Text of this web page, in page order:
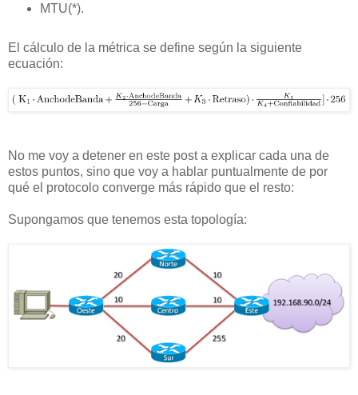
MTU(*).
El cálculo de la métrica se define según la siguiente
ecuación:
No me voy a detener en este post a explicar cada una de
estos puntos, sino que voy a hablar puntualmente de por
qué el protocolo converge más rápido que el resto:
Supongamos que tenemos esta topología: